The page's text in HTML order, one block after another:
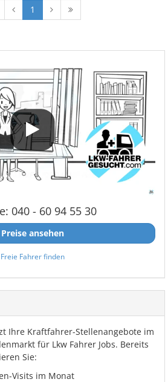
1
040 - 60 94 55 30
Preise ansehen
Freie Fahrer finden
Ihre Kraftfahrer-Stellenangebote im
für Lkw Fahrer Jobs. Bereits
Sie:
Visits im Monat